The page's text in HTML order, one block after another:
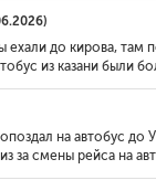
до кирова, там
из казани были
на автобус до
за смены рейса на